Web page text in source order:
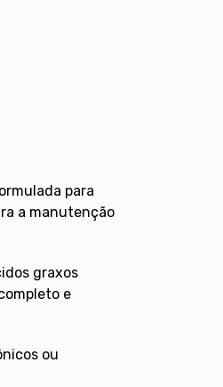
para
a manutenção
graxos
e
ou